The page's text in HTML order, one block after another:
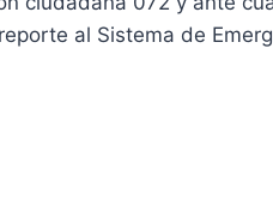
al Sistema de